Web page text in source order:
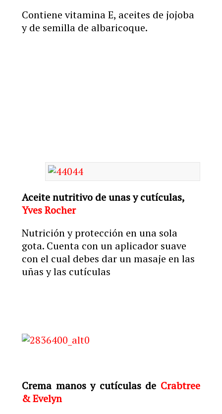
Contiene vitamina E, aceites de jojoba
y de semilla de albaricoque.
Aceite nutritivo de unas y cutículas,
Yves Rocher
Nutrición y protección en una sola
gota. Cuenta con un aplicador suave
con el cual debes dar un masaje en las
uñas y las cutículas
Crema manos y cutículas de Crabtree
& Evelyn